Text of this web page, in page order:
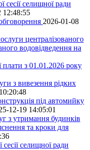
сесії селищної ради
12:48:55
2026-01-08
централізованого
водовідведення на
плати з 01.01.2026 року
з вивезення рідких
під автомийку
12-19 14:05:01
з утримання будинків
та кроки для
селищної ради